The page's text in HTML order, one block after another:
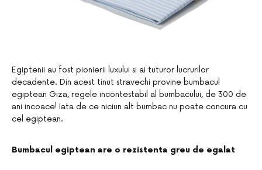
Egiptenii au fost pionierii luxului si ai tuturor lucrurilor
decadente. Din acest tinut stravechi provine bumbacul
egiptean Giza, regele incontestabil al bumbacului, de 300 de
ani incoace! Iata de ce niciun alt bumbac nu poate concura cu
cel egiptean.
Bumbacul egiptean are o rezistenta greu de egalat